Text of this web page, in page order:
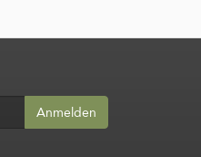
Anmelden